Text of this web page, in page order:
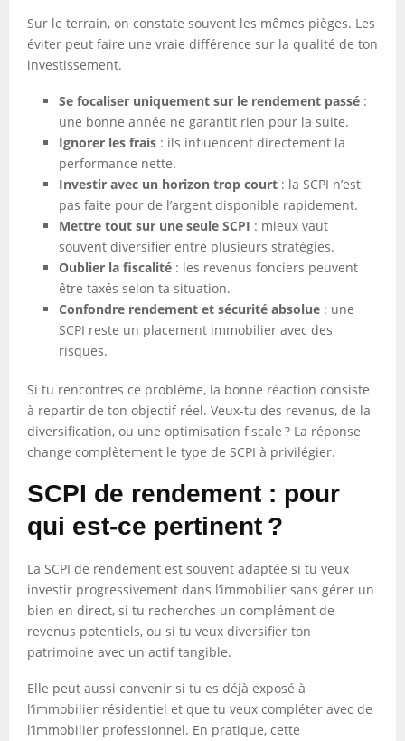
Sur le terrain, on constate souvent les mêmes pièges. Les
éviter peut faire une vraie différence sur la qualité de ton
investissement.
Se focaliser uniquement sur le rendement passé :
une bonne année ne garantit rien pour la suite.
Ignorer les frais : ils influencent directement la
performance nette.
Investir avec un horizon trop court : la SCPI n’est
pas faite pour de l’argent disponible rapidement.
Mettre tout sur une seule SCPI : mieux vaut
souvent diversifier entre plusieurs stratégies.
Oublier la fiscalité : les revenus fonciers peuvent
être taxés selon ta situation.
Confondre rendement et sécurité absolue : une
SCPI reste un placement immobilier avec des
risques.
Si tu rencontres ce problème, la bonne réaction consiste
à repartir de ton objectif réel. Veux-tu des revenus, de la
diversification, ou une optimisation fiscale ? La réponse
change complètement le type de SCPI à privilégier.
SCPI de rendement : pour
qui est-ce pertinent ?
La SCPI de rendement est souvent adaptée si tu veux
investir progressivement dans l’immobilier sans gérer un
bien en direct, si tu recherches un complément de
revenus potentiels, ou si tu veux diversifier ton
patrimoine avec un actif tangible.
Elle peut aussi convenir si tu es déjà exposé à
l’immobilier résidentiel et que tu veux compléter avec de
l’immobilier professionnel. En pratique, cette